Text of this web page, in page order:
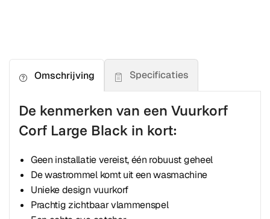
Omschrijving Specificaties
De kenmerken van een Vuurkorf
Corf Large Black in kort:
Geen installatie vereist, één robuust geheel
De wastrommel komt uit een wasmachine
Unieke design vuurkorf
Prachtig zichtbaar vlammenspel